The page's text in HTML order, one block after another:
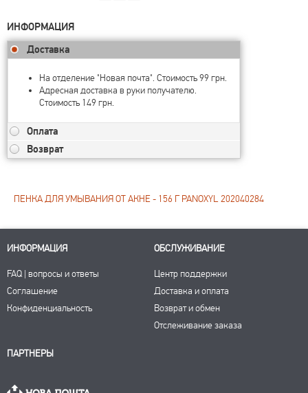
ИНФОРМАЦИЯ
Доставка
На отделение "Новая почта". Стоимость 99 грн.
Адресная доставка в руки получателю.
Стоимость 149 грн.
Оплата
Возврат
ПЕНКА ДЛЯ УМЫВАНИЯ ОТ АКНЕ - 156 Г PANOXYL 202040284
ИНФОРМАЦИЯ
FAQ | вопросы и ответы
Соглашение
Конфиденциальность
ОБСЛУЖИВАНИЕ
Центр поддержки
Доставка и оплата
Возврат и обмен
Отслеживание заказа
ПАРТНЕРЫ